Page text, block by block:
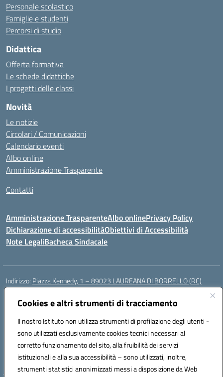
Cookies e altri strumenti di tracciamento
Il nostro Istituto non utilizza strumenti di profilazione degli utenti -
sono utilizzati esclusivamente cookies tecnici necessari al
corretto funzionamento del sito, alla fruibilità dei servizi
istituzionali e alla sua accessibilità – sono utilizzati, inoltre,
strumenti statistici anonimizzati messi a disposizione da Web
Personale scolastico
Famiglie e studenti
Percorsi di studio
Didattica
Offerta formativa
Le schede didattiche
I progetti delle classi
Novità
Le notizie
Circolari / Comunicazioni
Calendario eventi
Albo online
Amministrazione Trasparente
Contatti
Amministrazione TrasparenteAlbo onlinePrivacy Policy
Dichiarazione di accessibilitàObiettivi di Accessibilità
Note LegaliBacheca Sindacale
Indirizzo: Piazza Kennedy, 1 – 89023 LAUREANA DI BORRELLO (RC)
Centralino:
Posta elettronica certificata (PEC):rcic84800t@pec.istruzione.it
Codice fiscale: 82000940807
Codice meccanografico:RCIC84800T
Codice Indice delle Pubbliche Amministrazioni (IPA): istsc_rcic84800t
Codice unico di fatturazione (CUF): UF3A7N